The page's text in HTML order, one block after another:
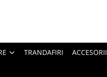
TRANDAFIRI ACCESORII